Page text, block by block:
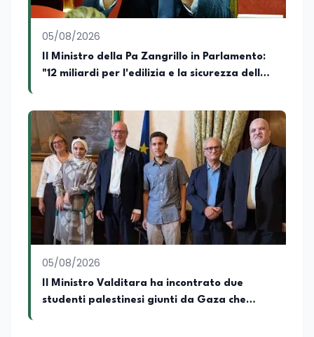
05/08/2026
Il Ministro della Pa Zangrillo in Parlamento:
"12 miliardi per l'edilizia e la sicurezza delle
05/08/2026
Il Ministro Valditara ha incontrato due
studenti palestinesi giunti da Gaza che